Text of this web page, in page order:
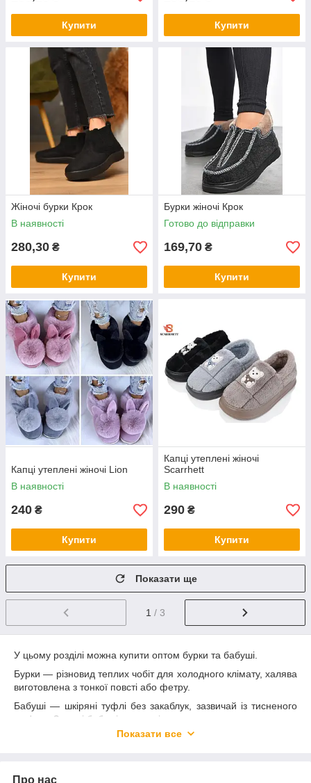
Купити Купити
Жіночі бурки Крок
В наявності
280,30 ₴
Купити
Бурки жіночі Крок
Готово до відправки
169,70 ₴
Купити
Капці утеплені жіночі Lion
В наявності
240 ₴
Купити
Капці утеплені жіночі
Scarrhett
В наявності
290 ₴
Купити
Показати ще
1 / 3
У цьому розділі можна купити оптом бурки та бабуші.
Бурки— різновид теплих чобіт для холодного клімату, халява
виготовлена з тонкої повсті або фетру.
Бабуші — шкіряні туфлі без закаблук, зазвичай із тисненого
сап'яну. Зимові бабуші утеплені зсередини штучним хутром з
невеликим кантом вгорі колодки.
термопластична гумова підошва з полівінілхлориду
Показати все
Про нас